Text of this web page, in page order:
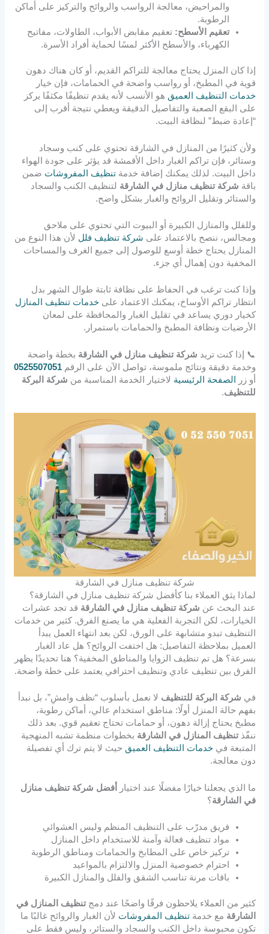
والمراحيض، معالجة الرواسب والروائح والتركيز على أماكن
الرطوبة.
تعقيم الأسطح: تعقيم مقابض الأبواب، الطاولات، مفاتيح
الكهرباء، والأسطح الأكثر لمسًا لحماية أفراد الأسرة.
إذا كان المنزل يحتاج معالجة للتراكم القديم، أو كان هناك دهون
قوية في المطبخ، أو رواسب واضحة في الحمامات، فإن خيار
خدمات التنظيف العميق هو الأنسب لأنه يقدم تنظيفًا مكثفًا يركز
على البقع الصعبة والتفاصيل الدقيقة ويعطي نتيجة أقرب إلى
“إعادة ضبط” لنظافة البيت.
ولأن كثيرًا من المنازل في الشارقة تحتوي على كنب وسجاد
وستائر، فإن تراكم الغبار داخل الأقمشة قد يؤثر على جودة الهواء
داخل البيت. لذلك يمكنك إضافة خدمةتنظيف المفروشات ضمن
باقة شركة تنظيف منازل في الشارقة لتنظيف الكنب والسجاد
والستائر وتقليل الروائح والغبار بشكل واضح.
وللفلل والمنازل الكبيرة أو البيوت التي تحتوي على ملاحق
ومجالس، ننصح بالاعتماد على شركة تنظيف فلل لأن هذا النوع من
المنازل يحتاج خطة أوسع للوصول إلى جميع الغرف والمساحات
المخفية دون إهمال أي جزء.
وإذا كنت ترغب في الحفاظ على نظافة ثابتة طوال الشهر بدل
انتظار تراكم الأوساخ، يمكنك الاعتماد علىخدمات تنظيف المنازل
كخيار دوري يساعد في تقليل الغبار والمحافظة على لمعان
الأرضيات ونظافة المطبخ والحمامات باستمرار.
📞 إذا كنت تريد شركة تنظيف منازل في الشارقة بخطة واضحة
وخدمة دقيقة ونتائج ملموسة، تواصل الآن على الرقم0525507051
أو زر
الصفحة الرئيسية لاختيار الخدمة المناسبة من شركة البركة
للتنظيف.
شركة تنظيف منازل في الشارقة
لماذا يثق العملاء بنا كأفضل شركة تنظيف منازل في الشارقة؟
عند البحث عن شركة تنظيف منازل في الشارقة قد تجد عشرات
الخيارات، لكن التجربة الفعلية هي ما يصنع الفرق. كثير من خدمات
التنظيف تبدو متشابهة على الورق، لكن بعد انتهاء العمل يبدأ
العميل بملاحظة التفاصيل: هل اختفت الروائح؟ هل عاد الغبار
بسرعة؟ هل تم تنظيف الزوايا والمناطق المخفية؟ هنا تحديدًا يظهر
الفرق بين تنظيف عادي وتنظيف احترافي يعتمد على خطة واضحة.
في شركة البركة للتنظيف لا نعمل بأسلوب “نظف وامشِ”، بل نبدأ
بفهم حالة المنزل أولًا: مناطق استخدام عالي، أماكن رطوبة،
مطبخ يحتاج إزالة دهون، أو حمامات تحتاج تعقيم قوي. بعد ذلك
ننفّذتنظيف المنازل في الشارقة بخطوات منظمة تشبه المنهجية
المتبعة فيخدمات التنظيف العميق حيث لا يتم ترك أي تفصيلة
دون معالجة.
ما الذي يجعلنا خيارًا مفضلًا عند اختيار
أفضل شركة تنظيف منازل
في الشارقة؟
فريق مدرّب على التنظيف المنظم وليس العشوائي
مواد تنظيف فعالة وآمنة للاستخدام داخل المنازل
تركيز خاص على المطابخ والحمامات ومناطق الرطوبة
احترام خصوصية المنزل والالتزام بالمواعيد
باقات مرنة تناسب الشقق والفلل والمنازل الكبيرة
كثير من العملاء يلاحظون فرقًا واضحًا عند دمجتنظيف المنازل في
الشارقة مع خدمةتنظيف المفروشات لأن الغبار والروائح غالبًا ما
تكون محبوسة داخل الكنب والسجاد والستائر، وليس فقط على